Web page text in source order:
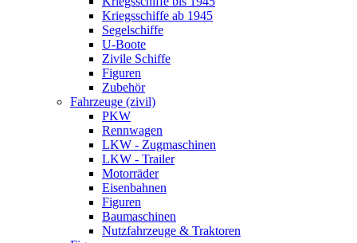
Kriegsschiffe ab 1945
Segelschiffe
U-Boote
Zivile Schiffe
Figuren
Zubehör
Fahrzeuge (zivil)
PKW
Rennwagen
LKW - Zugmaschinen
LKW - Trailer
Motorräder
Eisenbahnen
Figuren
Baumaschinen
Nutzfahrzeuge & Traktoren